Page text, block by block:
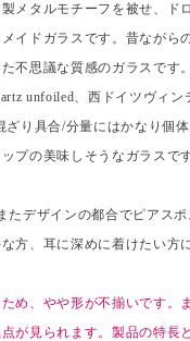
メタルモチーフを被せ、ド
イドガラスです。昔なが
不思議な質感のガラスで
unfoiled、西ドイツヴィ
り具合/分量にはかなり個
プの美味しそうなガラス
たデザインの都合でピアス
方、耳に深めに着けたい方
め、やや形が不揃いです
が見られます。製品の特長